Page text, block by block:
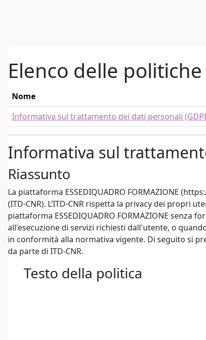
Elenco delle
Nome
Informativa sul trattamento dei dati personali
Informativa sul
Riassunto
La piattaforma ESSEDIQUADRO FORMAZIONE
(ITD-CNR). L’ITD-CNR rispetta la privacy dei propri
piattaforma ESSEDIQUADRO FORMAZIONE
all'esecuzione di servizi richiesti dall'utente, o
in conformità alla normativa vigente. Di seguito si
da parte di ITD-CNR.
Testo della politica